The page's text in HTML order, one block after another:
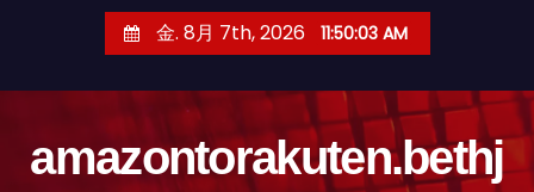
金. 8月 7th, 2026 11:50:04 AM
amazontorakuten.bethj